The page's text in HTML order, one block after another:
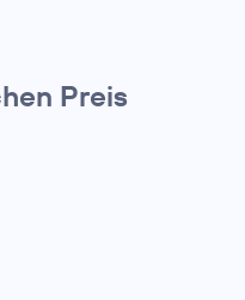
Preis